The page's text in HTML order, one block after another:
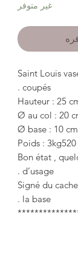
غير متوفر
Saint Louis
coupés .
Hauteur : 25
Ø au col : 20
Ø base : 10 cm
Poids : 3kg520
Bon état ,
d’usage .
Signé du
la base .